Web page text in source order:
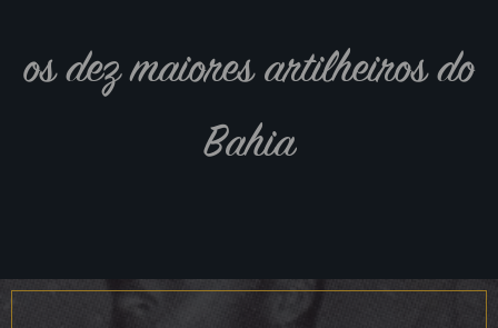
os dez maiores artilheiros do
Bahia